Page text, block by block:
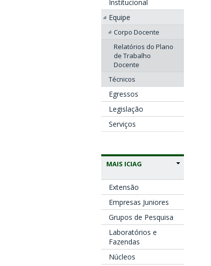
Institucional
Equipe
Corpo Docente
Relatórios do Plano
de Trabalho
Docente
Técnicos
Egressos
Legislação
Serviços
MAIS ICIAG
Extensão
Empresas Juniores
Grupos de Pesquisa
Laboratórios e
Fazendas
Núcleos